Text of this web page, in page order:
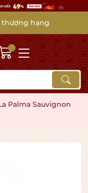
thượng hạng
Palma Sauvignon